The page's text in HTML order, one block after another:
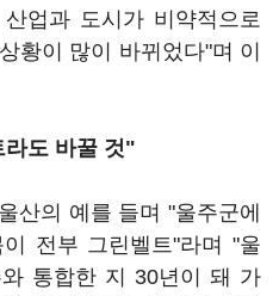
업과 도시가 비약적으로
황이 많이 바뀌었다"며 이
도 바꿀 것"
산의 예를 들며 "울주군에
전부 그린벨트"라며 "울
통합한 지 30년이 돼 가